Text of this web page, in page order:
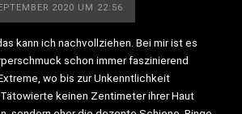
2020 UM 22:56
kann ich nachvollziehen. Bei mir ist es
schon immer faszinierend
wo bis zur Unkenntlichkeit
keinen Zentimeter ihrer Haut